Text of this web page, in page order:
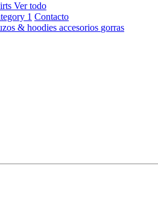
Ver todo
Contacto
& hoodies accesorios gorras